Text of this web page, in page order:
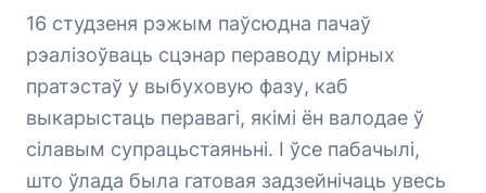
16 студзеня рэжым паўсюдна пачаў
рэалізоўваць сцэнар пераводу мірных
пратэстаў у выбуховую фазу, каб
выкарыстаць перавагі, якімі ён валодае ў
сілавым супрацьстаяньні. І ўсе пабачылі,
што ўлада была гатовая задзейнічаць увесь